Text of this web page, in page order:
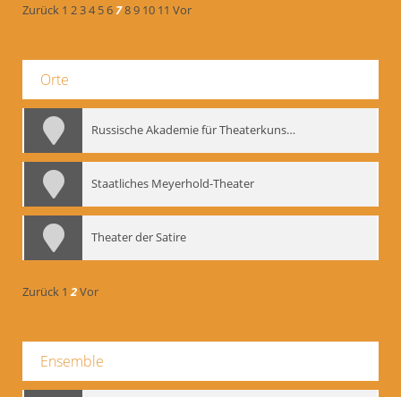
Zurück 1 234 56789 10 11 Vor
Orte
Russische Akademie für Theaterkunst – GITIS
Staatliches Meyerhold-Theater
Theater der Satire
Zurück 1 2Vor
Ensemble